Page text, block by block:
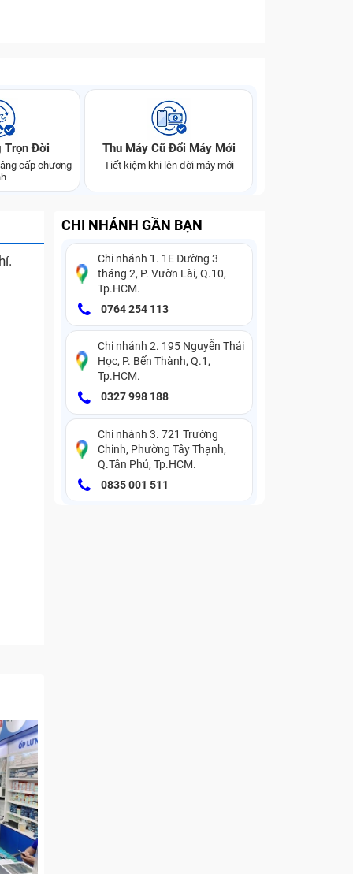
Trọn Đời
cấp chương
Thu Máy Cũ Đổi Máy Mới
Tiết kiệm khi lên đời máy mới
CHI NHÁNH GẦN BẠN
Chi nhánh 1. 1E Đường 3
tháng 2, P. Vườn Lài, Q.10,
Tp.HCM.
0764 254 113
Chi nhánh 2. 195 Nguyễn Thái
Học, P. Bến Thành, Q.1,
Tp.HCM.
0327 998 188
Chi nhánh 3. 721 Trường
Chinh, Phường Tây Thạnh,
Q.Tân Phú, Tp.HCM.
0835 001 511